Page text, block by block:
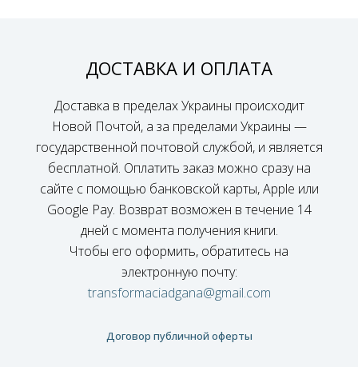
ДОСТАВКА И ОПЛАТА
Доставка в пределах Украины происходит
Новой Почтой, а за пределами Украины —
государственной почтовой службой, и является
бесплатной. Оплатить заказ можно сразу на
сайте с помощью банковской карты, Apple или
Google Pay. Возврат возможен в течение 14
дней с момента получения книги.
Чтобы его оформить, обратитесь на
электронную почту:
transformaciadgana@gmail.com
Договор публичной оферты